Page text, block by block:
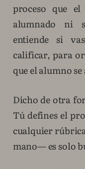
proceso que
alumnado ni
entiende si
calificar, para
que el alumno
Dicho de otra
Tú defines el
cualquier
mano— es solo